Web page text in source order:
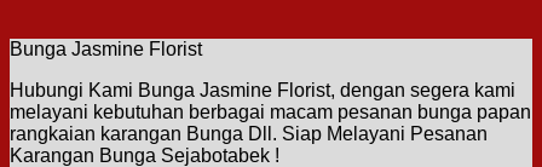
Bunga Jasmine Florist
Hubungi Kami Bunga Jasmine Florist, dengan segera kami
melayani kebutuhan berbagai macam pesanan bunga papan
rangkaian karangan Bunga Dll. Siap Melayani Pesanan
Karangan Bunga Sejabotabek !